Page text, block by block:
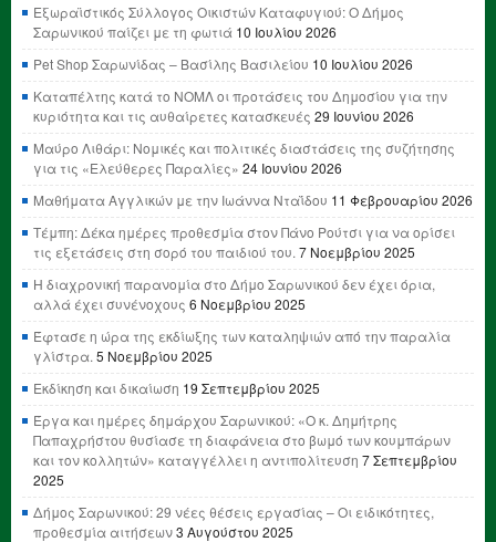
Εξωραϊστικός Σύλλογος Οικιστών Καταφυγιού: Ο Δήμος
Σαρωνικού παίζει με τη φωτιά 10 Ιουλίου 2026
Pet Shop Σαρωνίδας – Βασίλης Βασιλείου 10 Ιουλίου 2026
Καταπέλτης κατά το ΝΟΜΛ οι προτάσεις του Δημοσίου για την
κυριότητα και τις αυθαίρετες κατασκευές 29 Ιουνίου 2026
Μαύρο Λιθάρι: Νομικές και πολιτικές διαστάσεις της συζήτησης
για τις «Ελεύθερες Παραλίες» 24 Ιουνίου 2026
Μαθήματα Αγγλικών με την Ιωάννα Νταΐδου 11 Φεβρουαρίου 2026
Τέμπη: Δέκα ημέρες προθεσμία στον Πάνο Ρούτσι για να ορίσει
τις εξετάσεις στη σορό του παιδιού του. 7 Νοεμβρίου 2025
Η διαχρονική παρανομία στο Δήμο Σαρωνικού δεν έχει όρια,
αλλά έχει συνένοχους 6 Νοεμβρίου 2025
Έφτασε η ώρα της εκδίωξης των καταληψιών από την παραλία
γλίστρα. 5 Νοεμβρίου 2025
Εκδίκηση και δικαίωση 19 Σεπτεμβρίου 2025
Έργα και ημέρες δημάρχου Σαρωνικού: «Ο κ. Δημήτρης
Παπαχρήστου θυσίασε τη διαφάνεια στο βωμό των κουμπάρων
και τον κολλητών» καταγγέλλει η αντιπολίτευση 7 Σεπτεμβρίου
2025
Δήμος Σαρωνικού: 29 νέες θέσεις εργασίας – Οι ειδικότητες,
προθεσμία αιτήσεων3 Αυγούστου 2025